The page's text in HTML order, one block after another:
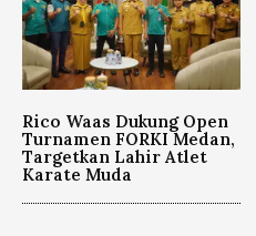
Rico Waas Dukung Open
Turnamen FORKI Medan,
Targetkan Lahir Atlet
Karate Muda